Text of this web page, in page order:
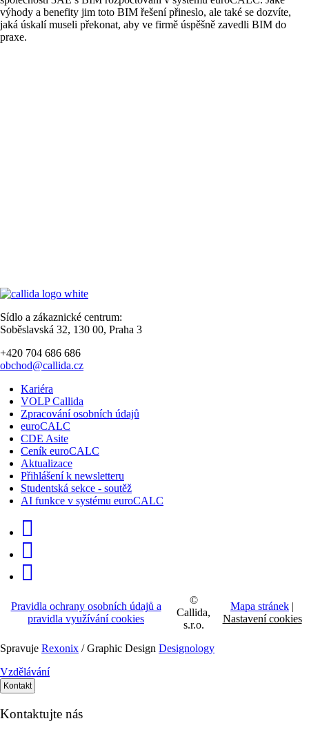
výhody a benefity jim toto BIM řešení přineslo, ale také se dozvíte,
jaká úskalí museli překonat, aby ve firmě úspěšně zavedli BIM do
praxe.
Sídlo a zákaznické centrum:
Soběslavská 32, 130 00, Praha 3
+420 704 686 686
obchod@callida.cz
Kariéra
VOLP Callida
Zpracování osobních údajů
euroCALC
CDE Asite
Ceník euroCALC
Aktualizace
Přihlášení k newsletteru
Studentská sekce - soutěž
AI funkce v systému euroCALC
Pravidla ochrany osobních údajů a
pravidla využívání cookies
©
Callida,
s.r.o.
Mapa stránek |
Nastavení cookies
Spravuje Rexonix / Graphic Design Designology
Vzdělávání
Kontakt
Kontaktujte nás